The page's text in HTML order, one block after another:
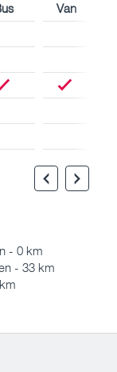
Van
- 0 km
- 33 km